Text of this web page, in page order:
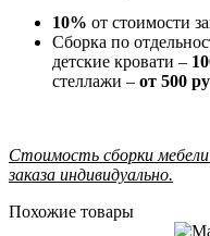
10% от стоимости
Сборка по
детские кровати –
стеллажи – от 500
Стоимость сборки
заказа индивидуально.
Похожие товары